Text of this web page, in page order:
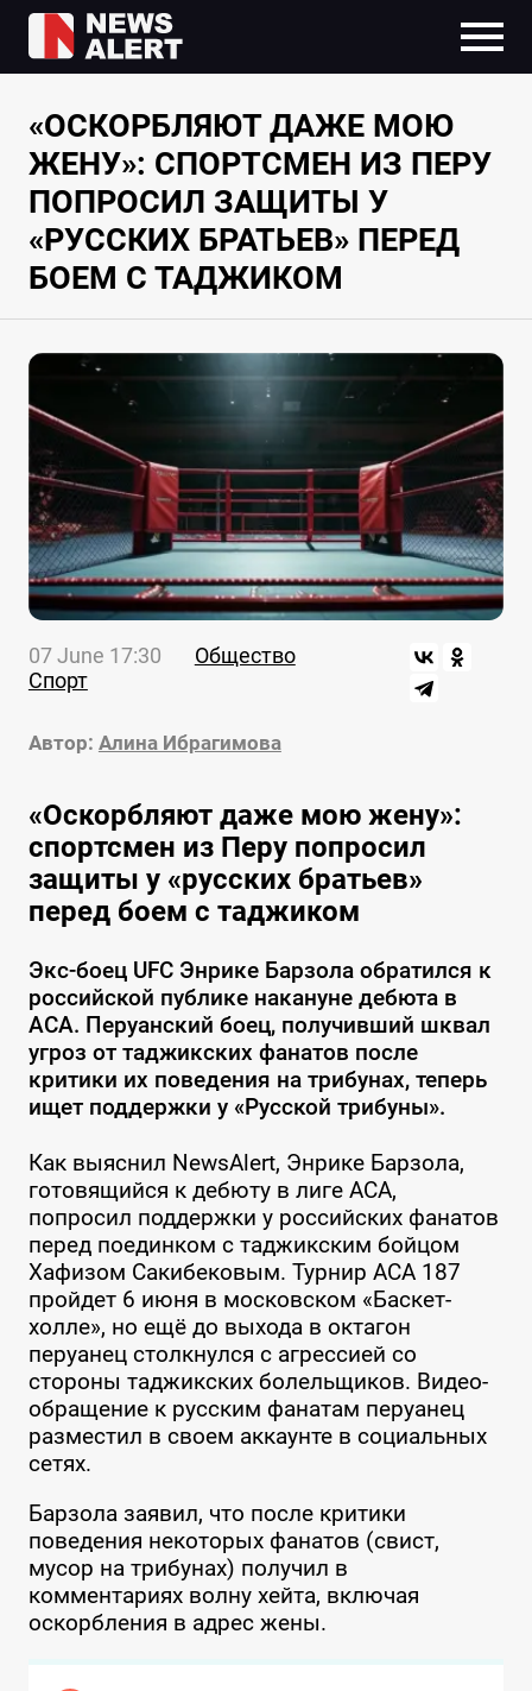
«ОСКОРБЛЯЮТ ДАЖЕ МОЮ
ЖЕНУ»: СПОРТСМЕН ИЗ ПЕРУ
ПОПРОСИЛ ЗАЩИТЫ У
«РУССКИХ БРАТЬЕВ» ПЕРЕД
БОЕМ С ТАДЖИКОМ
07 June 17:30
Общество
Спорт
Автор: Алина Ибрагимова
«Оскорбляют даже мою жену»:
спортсмен из Перу попросил
защиты у «русских братьев»
перед боем с таджиком
Экс-боец UFC Энрике Барзола обратился к
российской публике накануне дебюта в
ACA. Перуанский боец, получивший шквал
угроз от таджикских фанатов после
критики их поведения на трибунах, теперь
ищет поддержки у «Русской трибуны».
Как выяснил NewsAlert, Энрике Барзола,
готовящийся к дебюту в лиге ACA,
попросил поддержки у российских фанатов
перед поединком с таджикским бойцом
Хафизом Сакибековым. Турнир ACA 187
пройдет 6 июня в московском «Баскет-
холле», но ещё до выхода в октагон
перуанец столкнулся с агрессией со
стороны таджикских болельщиков. Видео-
обращение к русским фанатам перуанец
разместил в своем аккаунте в социальных
сетях.
Барзола заявил, что после критики
поведения некоторых фанатов (свист,
мусор на трибунах) получил в
комментариях волну хейта, включая
оскорбления в адрес жены.